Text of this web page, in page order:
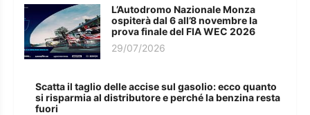
L’Autodromo Nazionale Monza
ospiterà dal 6 all’8 novembre la
prova finale del FIA WEC 2026
29/07/2026
Scatta il taglio delle accise sul gasolio: ecco quanto
si risparmia al distributore e perché la benzina resta
fuori